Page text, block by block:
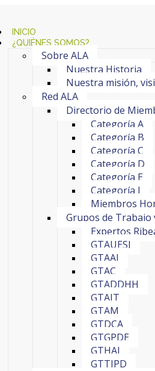
INICIO
¿QUIÉNES SOMOS?
Sobre ALA
Nuestra Historia
Nuestra misión,
Red ALA
Directorio de
Categoría A
Categoría B
Categoría C
Categoría D
Categoría E
Categoría J
Miembros
Grupos de Trabajo
Expertos
GTAUESI
GTAAI
GTAC
GTADDHH
GTAIT
GTAM
GTDCA
GTGPDE
GTHAI
GTTIPD